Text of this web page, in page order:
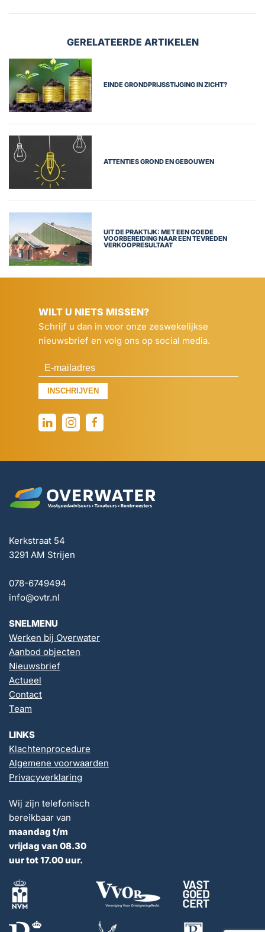
GERELATEERDE ARTIKELEN
EINDE GRONDPRIJSSTIJGING IN ZICHT?
ATTENTIES GROND EN GEBOUWEN
UIT DE PRAKTIJK: MET EEN GOEDE
VOORBEREIDING NAAR EEN TEVREDEN
VERKOOPRESULTAAT
WILT U NIETS MISSEN?
Schrijf u dan in voor onze zeswekelijkse
nieuwsbrief en volg ons op social media.
INSCHRIJVEN
Kerkstraat 54
3291 AM Strijen
078-6749494
info@ovtr.nl
SNELMENU
Werken bij Overwater
Aanbod objecten
Nieuwsbrief
Actueel
Contact
Team
LINKS
Klachtenprocedure
Algemene voorwaarden
Privacyverklaring
Wij zijn telefonisch
bereikbaar van
maandag t/m
vrijdag van 08.30
uur tot 17.00 uur.